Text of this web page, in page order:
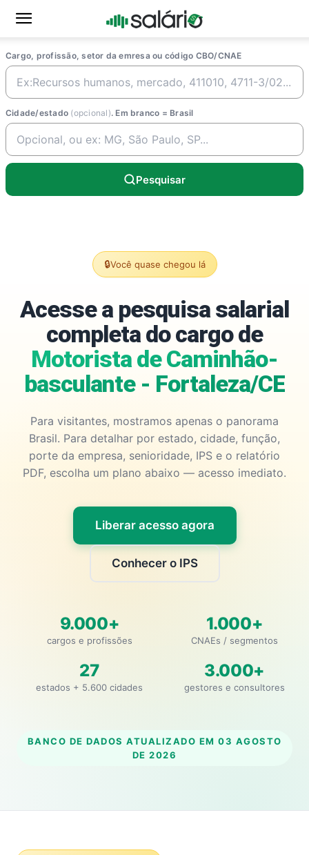
Cargo, profissão, setor da emresa ou código CBO/CNAE
Cidade/estado (opcional). Em branco = Brasil
Pesquisar
🔒Você quase chegou lá
Acesse a pesquisa salarial
completa do cargo de
Motorista de Caminhão-
basculante - Fortaleza/CE
Para visitantes, mostramos apenas o panorama
Brasil. Para detalhar por estado, cidade, função,
porte da empresa, senioridade, IPS e o relatório
PDF, escolha um plano abaixo — acesso imediato.
Liberar acesso agora
Conhecer o IPS
9.000+
cargos e profissões
1.000+
CNAEs / segmentos
27
estados + 5.600 cidades
3.000+
gestores e consultores
BANCO DE DADOS ATUALIZADO EM 03 AGOSTO
DE 2026